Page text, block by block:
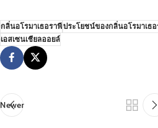
กลิ่นอโรมาเธอราพีประโยชน์ของกลิ่นอโรมาเธอ
เอสเซนเชียลออยล์
Newer